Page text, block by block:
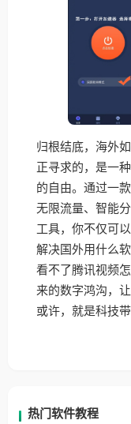
归根结底，海外
正寻求的，是一
的自由。通过一
无限流量、智能
工具，你不仅可
解决国外用什么
看不了腾讯视频
来的数字鸿沟，
或许，就是科技
热门软件教程